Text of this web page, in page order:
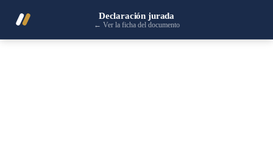
Declaración jurada
← Ver la ficha del documento